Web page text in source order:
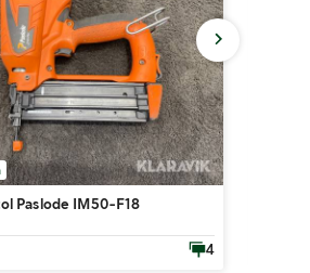
Paslode IM50-F18
4